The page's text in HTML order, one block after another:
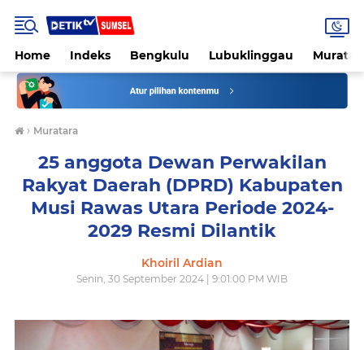
Home Indeks Bengkulu Lubuklinggau
› Muratara
25 anggota Dewan Perwakilan
Rakyat Daerah (DPRD) Kabupaten
Musi Rawas Utara Periode 2024-
2029 Resmi Dilantik
Khoiril Ardian
Senin, 30 September 2024 | 9:01:00 PM WIB